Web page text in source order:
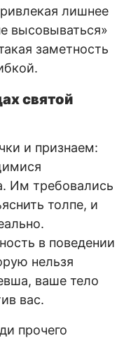
лишнее
высовываться»
заметность
святой
и признаем:
Им требовались
толпе, и
в поведении
нельзя
ваше тело
вас.
прочего